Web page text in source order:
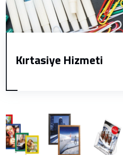
Kırtasiye Hizmeti